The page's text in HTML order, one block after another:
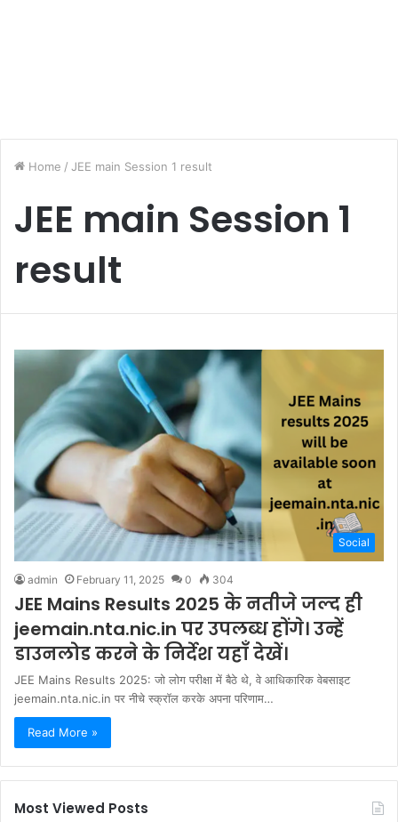
Home / JEE main Session 1 result
JEE main Session 1
result
Social
admin February 11, 2025 0 304
JEE Mains Results 2025 के नतीजे जल्द ही
jeemain.nta.nic.in पर उपलब्ध होंगे। उन्हें
डाउनलोड करने के निर्देश यहाँ देखें।
JEE Mains Results 2025: जो लोग परीक्षा में बैठे थे, वे आधिकारिक वेबसाइट
jeemain.nta.nic.in पर नीचे स्क्रॉल करके अपना परिणाम…
Read More »
Most Viewed Posts